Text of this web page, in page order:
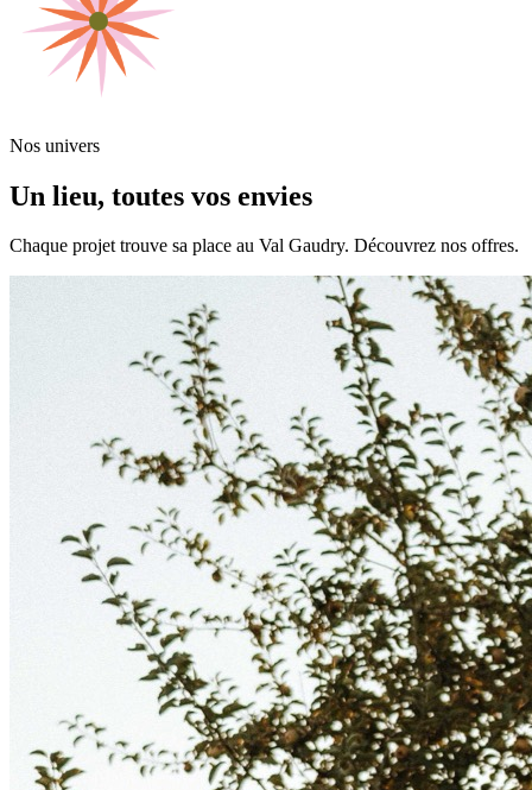
Nos univers
Un lieu, toutes vos envies
Chaque projet trouve sa place au Val Gaudry. Découvrez nos offres.